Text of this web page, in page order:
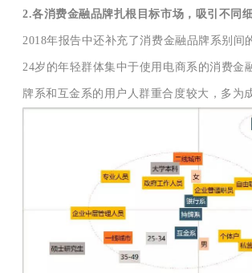
2.各消费金融品牌扎根目标市场，吸引不同细
2018年报告中还补充了消费金融品牌系别间
24岁的年轻群体集中于使用电商系的消费金
牌系和互金系的用户人群重合度较大，多为